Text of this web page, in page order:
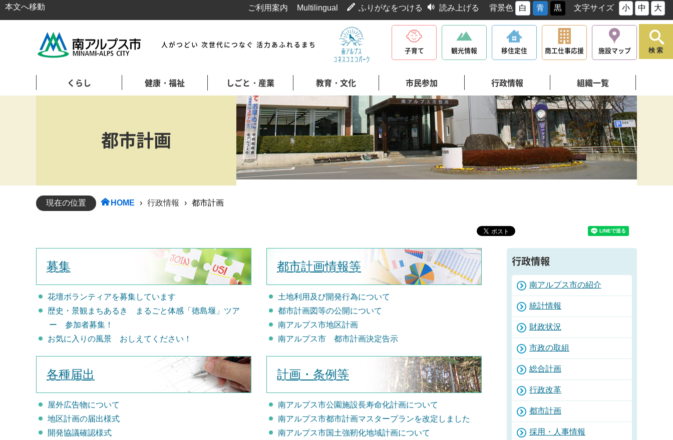
本文へ移動 ご利用案内 Multilingual ふりがなをつける 読み上げる 背景色 白 青 黒 文字サイズ 小 中 大
人がつどい 次世代につなぐ 活力あふれるまち
子育て 観光情報 移住定住 商工仕事応援 施設マップ
くらし 健康・福祉 しごと・産業 教育・文化 市民参加 行政情報 組織一覧
検索
都市計画
現在の位置 HOME › 行政情報 › 都市計画
募集
花壇ボランティアを募集しています
歴史・景観まちあるき まるごと体感「徳島堰」ツア
ー 参加者募集！
お気に入りの風景 おしえてください！
都市計画情報等
土地利用及び開発行為について
都市計画図等の公開について
南アルプス市地区計画
南アルプス市 都市計画決定告示
各種届出
屋外広告物について
地区計画の届出様式
開発協議確認様式
計画・条例等
南アルプス市公園施設長寿命化計画について
南アルプス市都市計画マスタープランを改定しました
南アルプス市国土強靭化地域計画について
行政情報
南アルプス市の紹介
統計情報
財政状況
市政の取組
総合計画
行政改革
都市計画
採用・人事情報